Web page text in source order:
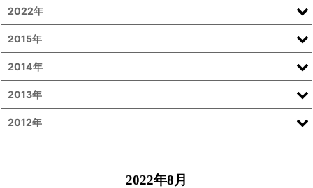
2022年8月
2022年
2015年
2014年
2013年
2012年